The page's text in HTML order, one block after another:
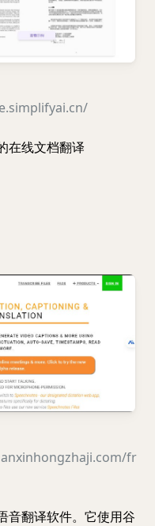
在线文档翻译
fr
音翻译软件。它使用谷